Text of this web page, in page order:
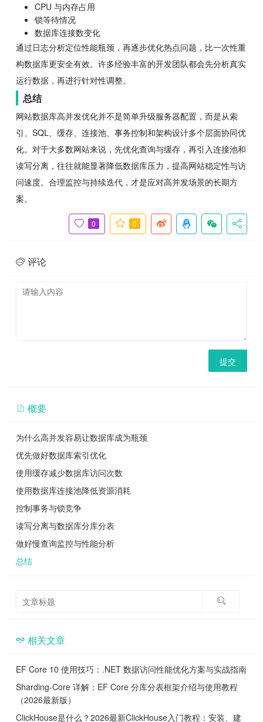
CPU 与内存占用
锁等待情况
数据库连接数变化
通过日志分析定位性能瓶颈，再逐步优化热点问题，比一次性重
构数据库更安全有效。许多经验丰富的开发团队都会先分析真实
运行数据，再进行针对性调整。
总结
网站数据库高并发优化并不是简单升级服务器配置，而是从索
引、SQL、缓存、连接池、事务控制和架构设计多个层面协同优
化。对于大多数网站来说，先优化查询与缓存，再引入连接池和
读写分离，往往就能显著降低数据库压力，提高网站稳定性与访
问速度。合理监控与持续迭代，才是应对高并发场景的长期方
案。
0 0
评论
提交
概要
为什么高并发容易让数据库成为瓶颈
优先做好数据库索引优化
使用缓存减少数据库访问次数
使用数据库连接池降低资源消耗
控制事务与锁竞争
读写分离与数据库分库分表
做好慢查询监控与性能分析
总结
相关文章
EF Core 10 使用技巧：.NET 数据访问性能优化方案与实战指南
Sharding-Core 详解：EF Core 分库分表框架介绍与使用教程
（2026最新版）
ClickHouse是什么？2026最新ClickHouse入门教程：安装、建